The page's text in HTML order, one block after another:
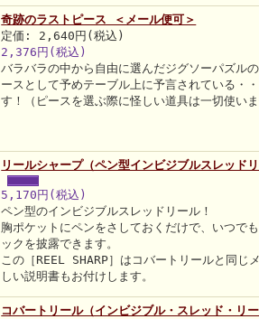
奇跡のラストピース ＜メール便可＞
定価: 2,640円(税込)
2,376円(税込)
バラバラの中から自由に選んだジグソーパズル
ースとして予めテーブル上に予言されている・
す！（ピースを選ぶ際に怪しい道具は一切使いま
リールシャープ（ペン型インビジブルスレッド
5,170円(税込)
ペン型のインビジブルスレッドリール！
胸ポケットにペンをさしておくだけで、いつで
ックを披露できます。
この［REEL SHARP］はコバートリールと同じ
しい説明書もお付けします。
コバートリール（インビジブル・スレッド・リ